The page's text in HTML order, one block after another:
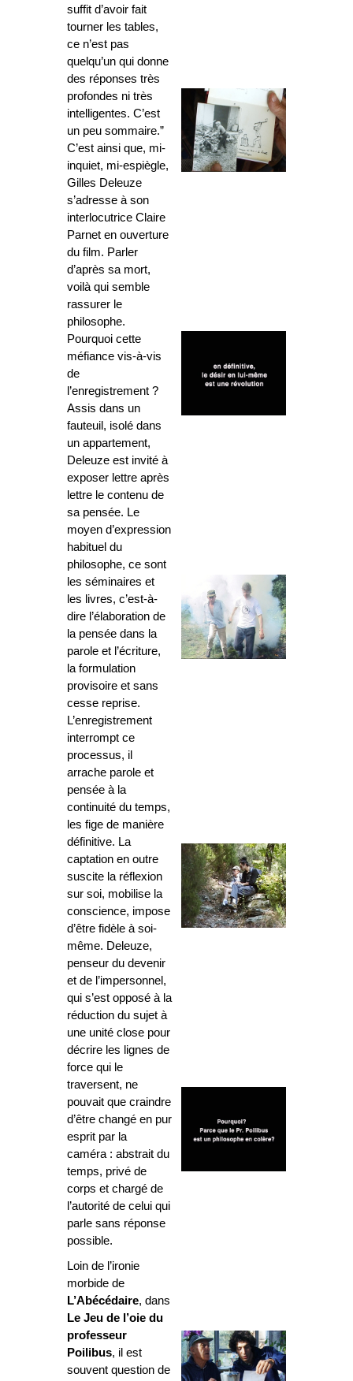
suffit d’avoir fait
tourner les tables,
ce n’est pas
quelqu’un qui donne
des réponses très
profondes ni très
intelligentes. C’est
un peu sommaire.”
C’est ainsi que, mi-
inquiet, mi-espiègle,
Gilles Deleuze
s’adresse à son
interlocutrice Claire
Parnet en ouverture
du film. Parler
d’après sa mort,
voilà qui semble
rassurer le
philosophe.
Pourquoi cette
méfiance vis-à-vis
de
l’enregistrement ?
Assis dans un
fauteuil, isolé dans
un appartement,
Deleuze est invité à
exposer lettre après
lettre le contenu de
sa pensée. Le
moyen d’expression
habituel du
philosophe, ce sont
les séminaires et
les livres, c’est-à-
dire l’élaboration de
la pensée dans la
parole et l’écriture,
la formulation
provisoire et sans
cesse reprise.
L’enregistrement
interrompt ce
processus, il
arrache parole et
pensée à la
continuité du temps,
les fige de manière
définitive. La
captation en outre
suscite la réflexion
sur soi, mobilise la
conscience, impose
d’être fidèle à soi-
même. Deleuze,
penseur du devenir
et de l’impersonnel,
qui s’est opposé à la
réduction du sujet à
une unité close pour
décrire les lignes de
force qui le
traversent, ne
pouvait que craindre
d’être changé en pur
esprit par la
caméra : abstrait du
temps, privé de
corps et chargé de
l’autorité de celui qui
parle sans réponse
possible.
Loin de l’ironie
morbide de
L’Abécédaire, dans
Le Jeu de l’oie du
professeur
Poilibus, il est
souvent question de